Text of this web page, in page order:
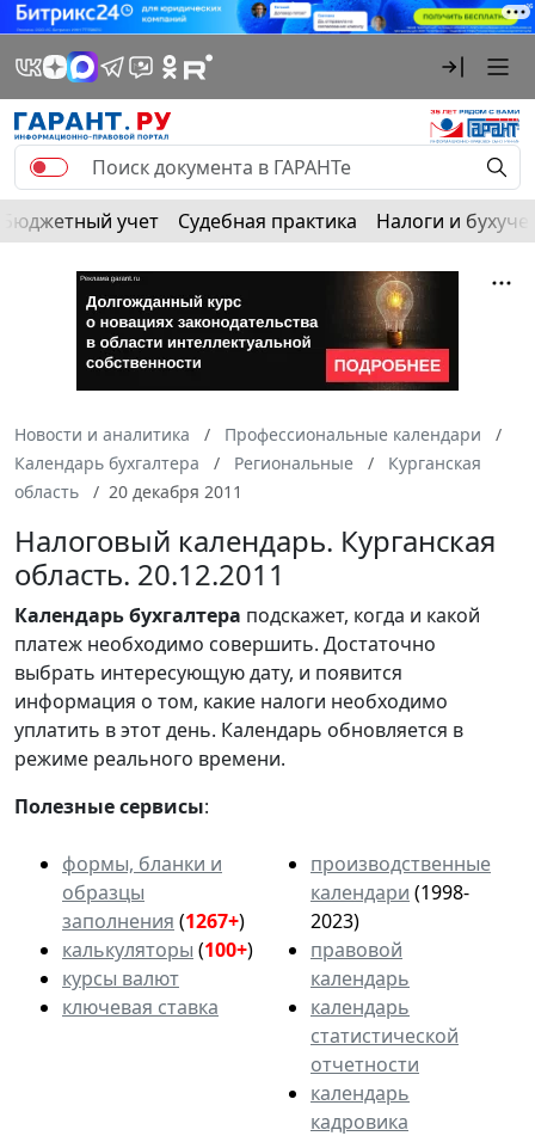
Бюджетный учет Судебная практика Налоги и
Новости и аналитика
Профессиональные календари
Календарь бухгалтера
Региональные
Курганская
область
20 декабря 2011
Налоговый календарь. Курганская
область. 20.12.2011
Календарьбухгалтера подскажет, когда и какой
платеж необходимо совершить. Достаточно
выбрать интересующую дату, и появится
информация о том, какие налоги необходимо
уплатить в этот день. Календарь обновляется в
режиме реального времени.
Полезные сервисы:
формы, бланки и
образцы
заполнения (1267+)
калькуляторы (100+)
курсы валют
ключевая ставка
производственные
календари (1998-
2023)
правовой
календарь
календарь
статистической
отчетности
календарь
кадровика